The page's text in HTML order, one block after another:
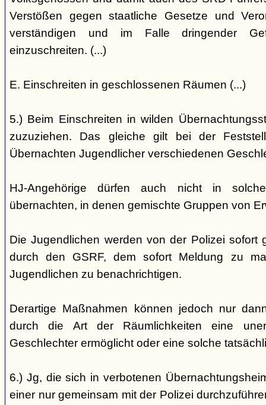
Verstößen gegen staatliche Gesetze und
verständigen und im Falle dringender
einzuschreiten. (...)
E. Einschreiten in geschlossenen Räumen (...)
5.) Beim Einschreiten in wilden
zuzuziehen. Das gleiche gilt bei der
Übernachten Jugendlicher verschiedenen
HJ-Angehörige dürfen auch nicht in
übernachten, in denen gemischte Gruppen von
Die Jugendlichen werden von der Polizei sofort
durch den GSRF, dem sofort Meldung zu
Jugendlichen zu benachrichtigen.
Derartige Maßnahmen können jedoch nur
durch die Art der Räumlichkeiten eine
Geschlechter ermöglicht oder eine solche
6.) Jg, die sich in verbotenen
einer nur gemeinsam mit der Polizei